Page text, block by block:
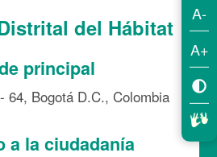
del Hábitat
principal
64, Bogotá D.C., Colombia
a la ciudadanía
A-
A+